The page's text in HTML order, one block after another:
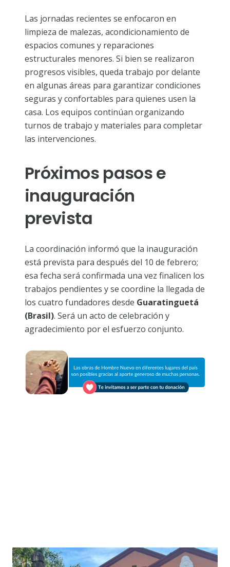
Las jornadas recientes se enfocaron en
limpieza de malezas, acondicionamiento de
espacios comunes y reparaciones
estructurales menores. Si bien se realizaron
progresos visibles, queda trabajo por delante
en algunas áreas para garantizar condiciones
seguras y confortables para quienes usen la
casa. Los equipos continúan organizando
turnos de trabajo y materiales para completar
las intervenciones.
Próximos pasos e
inauguración
prevista
La coordinación informó que la inauguración
está prevista para después del 10 de febrero;
esa fecha será confirmada una vez finalicen los
trabajos pendientes y se coordine la llegada de
los cuatro fundadores desde Guaratinguetá
(Brasil). Será un acto de celebración y
agradecimiento por el esfuerzo conjunto.